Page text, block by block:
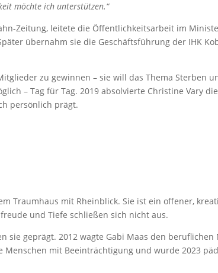
möchte ich unterstützen.“
Zeitung, leitete die Öffentlichkeitsarbeit im
übernahm sie die Geschäftsführung der IHK
zu gewinnen – sie will das Thema Sterben
– Tag für Tag. 2019 absolvierte Christine Vary
persönlich prägt.
Traumhaus mit Rheinblick. Sie ist ein offener,
und Tiefe schließen sich nicht aus.
sie geprägt. 2012 wagte Gabi Maas den beruflichen
mit Beeinträchtigung und wurde 2023